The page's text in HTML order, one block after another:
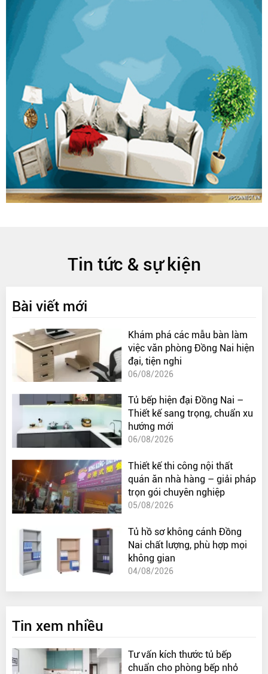
Tin tức & sự kiện
Bài viết mới
Khám phá các mẫu bàn làm
việc văn phòng Đồng Nai hiện
đại, tiện nghi
06/08/2026
Tủ bếp hiện đại Đồng Nai –
Thiết kế sang trọng, chuẩn xu
hướng mới
06/08/2026
Thiết kế thi công nội thất
quán ăn nhà hàng – giải pháp
trọn gói chuyên nghiệp
05/08/2026
Tủ hồ sơ không cánh Đồng
Nai chất lượng, phù hợp mọi
không gian
04/08/2026
Tin xem nhiều
Tư vấn kích thước tủ bếp
chuẩn cho phòng bếp nhỏ